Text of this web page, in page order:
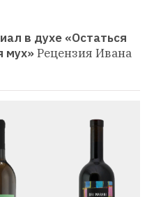
в духе «Остаться
мух» Рецензия Ивана